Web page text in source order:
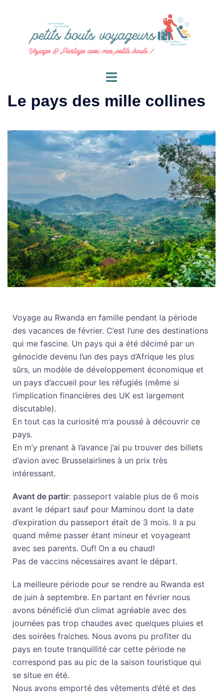
Le pays des mille collines
Voyage au Rwanda en famille pendant la période
des vacances de février. C’est l’une des destinations
qui me fascine. Un pays qui a été décimé par un
génocide devenu l’un des pays d’Afrique les plus
sûrs, un modèle de développement économique et
un pays d’accueil pour les réfugiés (même si
l’implication financières des UK est largement
discutable).
En tout cas la curiosité m’a poussé à découvrir ce
pays.
En m’y prenant à l’avance j’ai pu trouver des billets
d’avion avec Brusselairlines à un prix très
intéressant.
Avant de partir: passeport valable plus de 6 mois
avant le départ sauf pour Maminou dont la date
d’expiration du passeport était de 3 mois. Il a pu
quand même passer étant mineur et voyageant
avec ses parents. Ouf! On a eu chaud!
Pas de vaccins nécessaires avant le départ.
La meilleure période pour se rendre au Rwanda est
de juin à septembre. En partant en février nous
avons bénéficié d’un climat agréable avec des
journées pas trop chaudes avec quelques pluies et
des soirées fraiches. Nous avons pu profiter du
pays en toute tranquillité car cette période ne
correspond pas au pic de la saison touristique qui
se situe en été.
Nous avons emporté des vêtements d’été et des